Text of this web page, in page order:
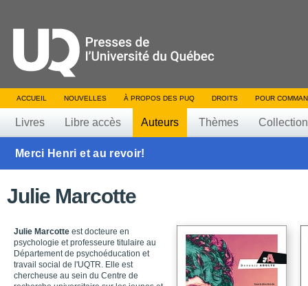
ACCUEIL NOUVELLES À PROPOS DES PUQ DROITS POUR
Livres Libre accès Auteurs Thèmes
Merci Henri et au revoir!
Julie Marcotte
Julie Marcotte est docteure en
psychologie et professeure titulaire au
Département de psychoéducation et
travail social de l'UQTR. Elle est
chercheuse au sein du Centre de